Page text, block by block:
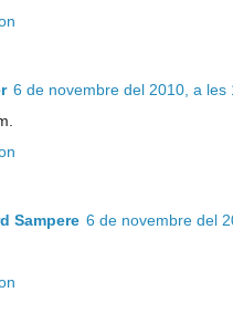
6 de novembre del 2010, a les
Sampere 6 de novembre del